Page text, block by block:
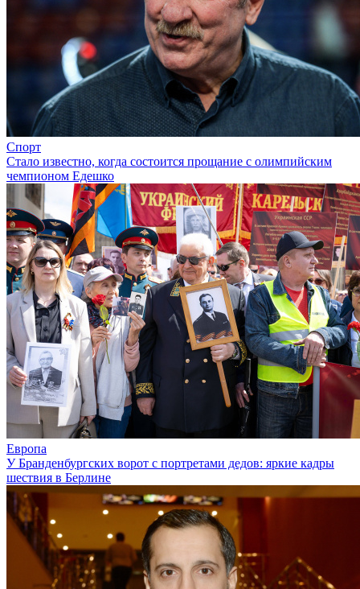
Спорт
Стало известно, когда состоится прощание с олимпийским
чемпионом Едешко
Европа
У Бранденбургских ворот с портретами дедов: яркие кадры
шествия в Берлине